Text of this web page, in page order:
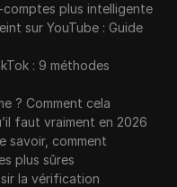
plus intelligente
sur YouTube : Guide
: 9 méthodes
? Comment cela
faut vraiment en 2026
savoir, comment
plus sûres
la vérification